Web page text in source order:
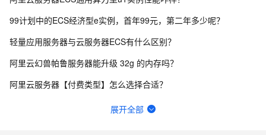
99计划中的ECS经济型e实例，首年99元，第二年多少呢？
轻量应用服务器与云服务器ECS有什么区别？
阿里云幻兽帕鲁服务器能升级 32g 的内存吗？
阿里云服务器【付费类型】怎么选择合适？
阿里云轻量应用服务器适合搭建哪些网站和应用？
展开全部